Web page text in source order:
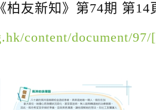
友新知》第74期 第14
content/document/97/